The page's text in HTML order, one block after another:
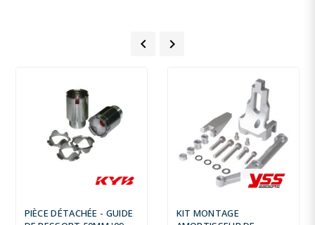
 
PIÈCE DÉTACHÉE - GUIDE
KIT MONTAGE